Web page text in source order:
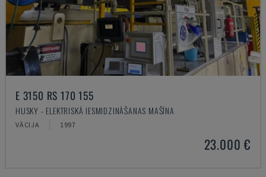
E 3150 RS 170 155
HUSKY - ELEKTRISKĀ IESMIDZINĀŠANAS MAŠĪNA
VĀCIJA 1997
23.000 €